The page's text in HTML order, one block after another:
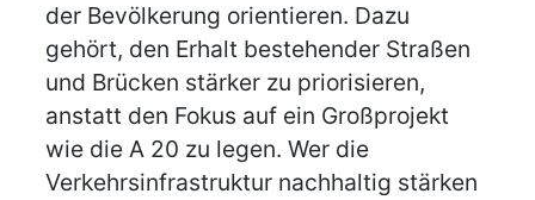
der Bevölkerung orientieren. Dazu
gehört, den Erhalt bestehender Straßen
und Brücken stärker zu priorisieren,
anstatt den Fokus auf ein Großprojekt
wie die A 20 zu legen. Wer die
Verkehrsinfrastruktur nachhaltig stärken